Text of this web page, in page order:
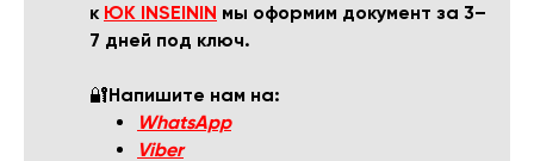
к ЮК INSEININ мы оформим документ за 3–
7 дней под ключ.
🔐Напишите нам на:
WhatsApp
Viber